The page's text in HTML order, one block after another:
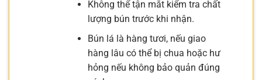
Không thể tận mắt kiểm tra chất
lượng bún trước khi nhận.
Bún lá là hàng tươi, nếu giao
hàng lâu có thể bị chua hoặc hư
hỏng nếu không bảo quản đúng